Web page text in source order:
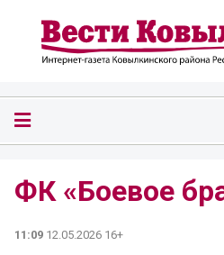
ФК «Боевое
11:09 12.05.2026 16+